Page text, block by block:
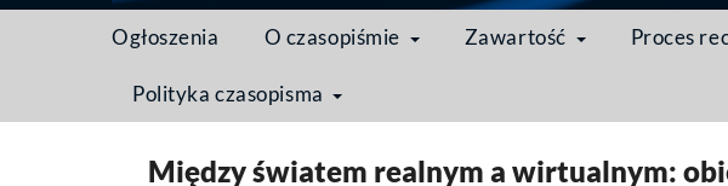
Ogłoszenia O czasopiśmie Zawartość Proces
Polityka czasopisma
Strona domowa / Archiwum
Między światem realnym a wirtualnym: